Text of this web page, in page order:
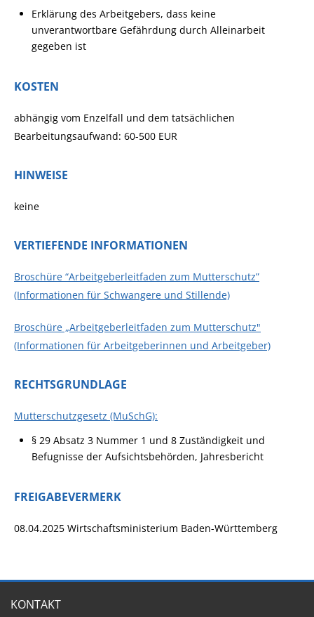
Erklärung des Arbeitgebers, dass keine
unverantwortbare Gefährdung durch Alleinarbeit
gegeben ist
KOSTEN
abhängig vom Enzelfall und dem tatsächlichen
Bearbeitungsaufwand: 60-500 EUR
HINWEISE
keine
VERTIEFENDE INFORMATIONEN
Broschüre “Arbeitgeberleitfaden zum Mutterschutz”
(Informationen für Schwangere und Stillende)
Broschüre „Arbeitgeberleitfaden zum Mutterschutz"
(Informationen für Arbeitgeberinnen und Arbeitgeber)
RECHTSGRUNDLAGE
Mutterschutzgesetz (MuSchG):
§ 29 Absatz 3 Nummer 1 und 8 Zuständigkeit und
Befugnisse der Aufsichtsbehörden, Jahresbericht
FREIGABEVERMERK
08.04.2025 Wirtschaftsministerium Baden-Württemberg
KONTAKT